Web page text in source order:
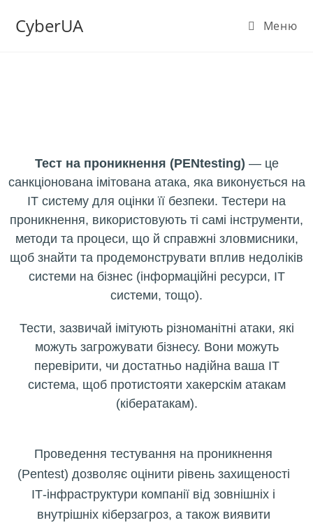
CyberUA Меню
Тест на проникнення (PENtesting) — це
санкціонована імітована атака, яка виконується на
ІТ систему для оцінки її безпеки. Тестери на
проникнення, використовують ті самі інструменти,
методи та процеси, що й справжні зловмисники,
щоб знайти та продемонструвати вплив недоліків
системи на бізнес (інформаційні ресурси, ІТ
системи, тощо).
Тести, зазвичай імітують різноманітні атаки, які
можуть загрожувати бізнесу. Вони можуть
перевірити, чи достатньо надійна ваша ІТ
система, щоб протистояти хакерскім атакам
(кібератакам).
Проведення тестування на проникнення
(Pentest) дозволяє оцінити рівень захищеності
ІТ-інфраструктури компанії від зовнішніх і
внутрішніх кіберзагроз, а також виявити